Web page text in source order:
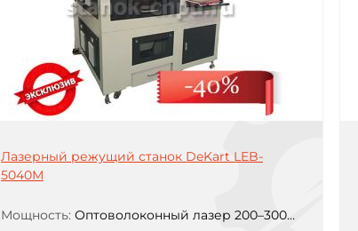
Лазерный режущий станок DeKart LEB-
5040М
Мощность: Оптоволоконный лазер 200–3000W